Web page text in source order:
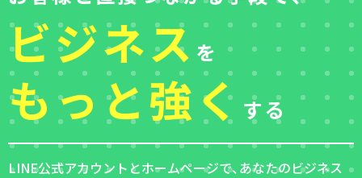
ビジネス を
もっと強く する
LINE公式アカウントとホームページで、あなたのビジネス